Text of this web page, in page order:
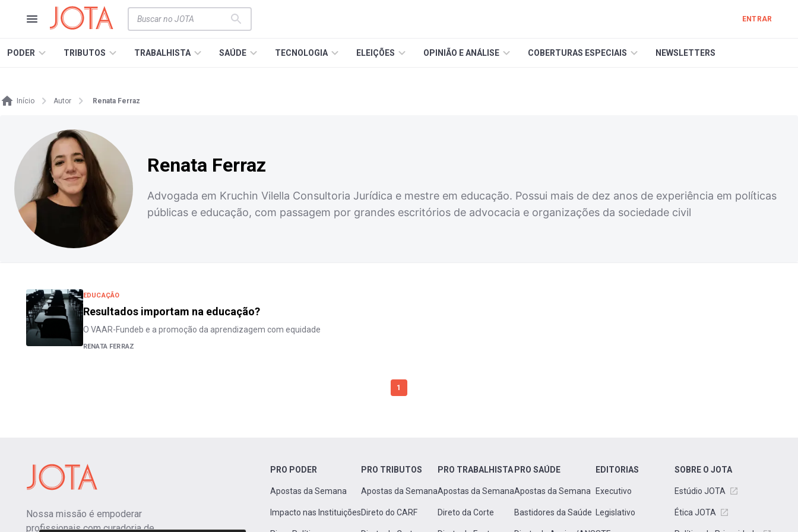
ENTRAR
PODER TRIBUTOS TRABALHISTA SAÚDE TECNOLOGIA ELEIÇÕES OPINIÃO E ANÁLISE COBERTURAS ESPECIAIS NEWSLETTERS
Início Autor Renata Ferraz
Renata Ferraz
Advogada em Kruchin Vilella Consultoria Jurídica e mestre em educação. Possui mais de dez anos de experiência em políticas
públicas e educação, com passagem por grandes escritórios de advocacia e organizações da sociedade civil
EDUCAÇÃO
Resultados importam na educação?
O VAAR-Fundeb e a promoção da aprendizagem com equidade
RENATA FERRAZ
1
Nossa missão é empoderar
profissionais com curadoria de
PRO PODER
Apostas da Semana
Impacto nas Instituições
PRO TRIBUTOS
Apostas da Semana
Direto do CARF
PRO TRABALHISTA
Apostas da Semana
Direto da Corte
PRO SAÚDE
Apostas da Semana
Bastidores da Saúde
EDITORIAS
Executivo
Legislativo
SOBRE O JOTA
Estúdio JOTA
Ética JOTA